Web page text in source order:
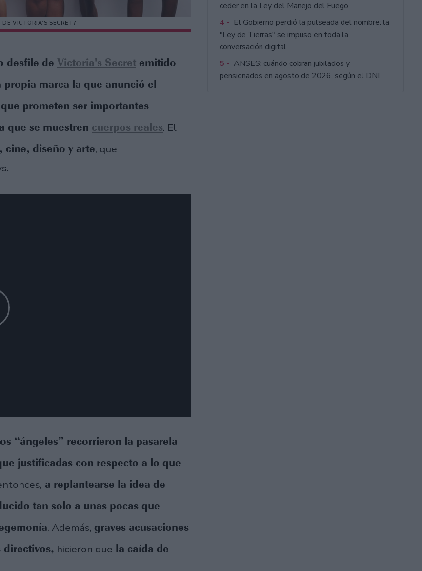
DE VICTORIA'S SECRET?
desfile de Victoria's Secret emitido
propia marca la que anunció el
prometen ser importantes
que se muestren cuerpos reales. El
cine, diseño y arte, que
“ángeles” recorrieron la pasarela
justificadas con respecto a lo que
a replantearse la idea de
tan solo a unas pocas que
. Además, graves acusaciones
directivos, hicieron que la caída de
ceder en la Ley del Manejo del Fuego
4 - El Gobierno perdió la pulseada del nombre: la
"Ley de Tierras" se impuso en toda la
conversación digital
5 - ANSES: cuándo cobran jubilados y
pensionados en agosto de 2026, según el DNI